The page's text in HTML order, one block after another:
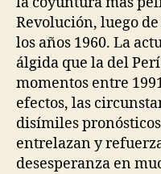
Revolución, luego
los años 1960. La
álgida que la del
momentos entre
efectos, las
disímiles
entrelazan y
desesperanza en